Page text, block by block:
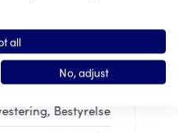
mode.
Bestyrelse
all
No, adjust